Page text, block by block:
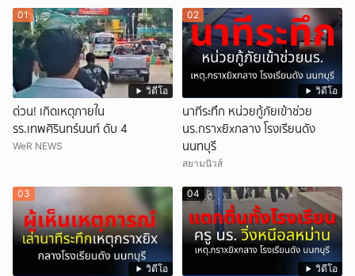
วิดีโอ
01
ด่วน! เกิดเหตุภายใน
รร.เทพศิรินทร์นนท์ ดับ 4
WeR NEWS
วิดีโอ
02
นาทีระทึก หน่วยกู้ภัยเข้าช่วย
นร.กราxยิxกลาง โรงเรียนดัง
นนทบุรี
สยามนิวส์
วิดีโอ
03
วิดีโอ
04